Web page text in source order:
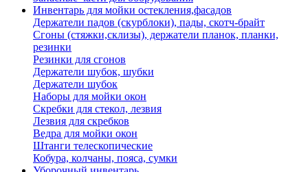
Инвентарь для мойки остекления,фасадов
Держатели падов (скурблоки), пады, скотч-брайт
Сгоны (стяжки,склизы), держатели планок, планки,
резинки
Резинки для сгонов
Держатели шубок, шубки
Держатели шубок
Наборы для мойки окон
Скребки для стекол, лезвия
Лезвия для скребков
Ведра для мойки окон
Штанги телескопические
Кобура, колчаны, пояса, сумки